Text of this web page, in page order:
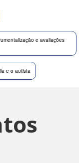
e avaliações
e o autista